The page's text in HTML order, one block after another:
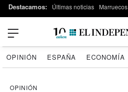
Destacamos: Últimas noticias Marruecos
OPINIÓN ESPAÑA ECONOMÍA
OPINIÓN